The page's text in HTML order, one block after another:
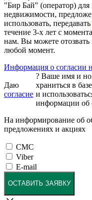
"Бир Бай" (оператор)
недвижимости,
использовать, передавать
течение 3-х лет с
нам. Вы можете отозвать
любой момент.
Информация о согласии
Даю
согласие
? Ваше имя и
храниться в
и
информации об
На информирование об
предложениях и акциях
СМС
Viber
E-mail
ОСТАВИТЬ ЗАЯВКУ